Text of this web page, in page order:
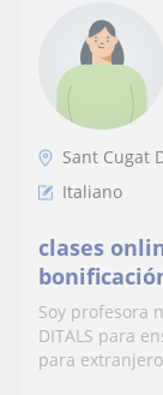
Sant Cugat
Italiano
clases
Soy profesora
DITALS para
para